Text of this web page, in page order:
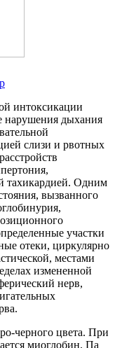
интоксикации
нарушения дыхания
слизи и рвотных
тахикардией. Одним
вызванного
участки
отеки, циркулярно
местами
измененной
нерв,
черного цвета. При
миоглобин. Па